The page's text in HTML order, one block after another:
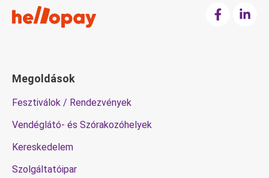
Megoldások
Fesztiválok / Rendezvények
Vendéglátó- és Szórakozóhelyek
Kereskedelem
Szolgáltatóipar